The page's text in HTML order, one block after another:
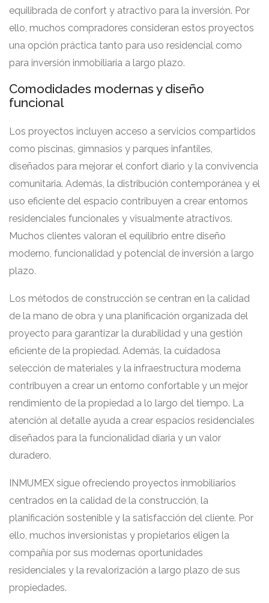
equilibrada de confort y atractivo para la inversión. Por
ello, muchos compradores consideran estos proyectos
una opción práctica tanto para uso residencial como
para inversión inmobiliaria a largo plazo.
Comodidades modernas y diseño
funcional
Los proyectos incluyen acceso a servicios compartidos
como piscinas, gimnasios y parques infantiles,
diseñados para mejorar el confort diario y la convivencia
comunitaria. Además, la distribución contemporánea y el
uso eficiente del espacio contribuyen a crear entornos
residenciales funcionales y visualmente atractivos.
Muchos clientes valoran el equilibrio entre diseño
moderno, funcionalidad y potencial de inversión a largo
plazo.
Los métodos de construcción se centran en la calidad
de la mano de obra y una planificación organizada del
proyecto para garantizar la durabilidad y una gestión
eficiente de la propiedad. Además, la cuidadosa
selección de materiales y la infraestructura moderna
contribuyen a crear un entorno confortable y un mejor
rendimiento de la propiedad a lo largo del tiempo. La
atención al detalle ayuda a crear espacios residenciales
diseñados para la funcionalidad diaria y un valor
duradero.
INMUMEX sigue ofreciendo proyectos inmobiliarios
centrados en la calidad de la construcción, la
planificación sostenible y la satisfacción del cliente. Por
ello, muchos inversionistas y propietarios eligen la
compañía por sus modernas oportunidades
residenciales y la revalorización a largo plazo de sus
propiedades.